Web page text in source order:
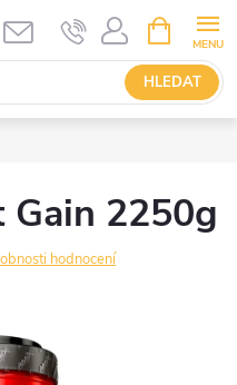
HLEDAT
NÁKUPNÍ
KOŠÍK
Gain 2250g
hodnocení